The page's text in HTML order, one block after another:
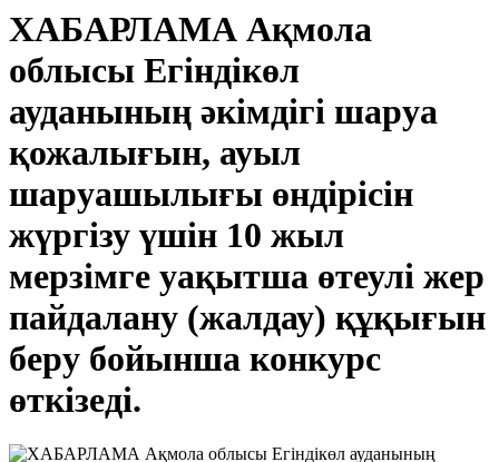
ХАБАРЛАМА Ақмола
облысы Егіндікөл
ауданының әкімдігі шаруа
қожалығын, ауыл
шаруашылығы өндірісін
жүргізу үшін 10 жыл
мерзімге уақытша өтеулі жер
пайдалану (жалдау) құқығын
беру бойынша конкурс
өткізеді.